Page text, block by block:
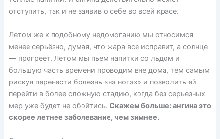
отступить, так и не заявив о себе во всей красе.
Летом же к подобному недомоганию мы относимся
менее серьёзно, думая, что жара все исправит, а солнце
— прогреет. Летом мы пьем напитки со льдом и
большую часть времени проводим вне дома, тем самым
рискуя перенести болезнь «на ногах» и позволить ей
перейти в более сложную стадию, когда без серьезных
мер уже будет не обойтись. Скажем больше: ангина это
скорее летнее заболевание, чем зимнее.